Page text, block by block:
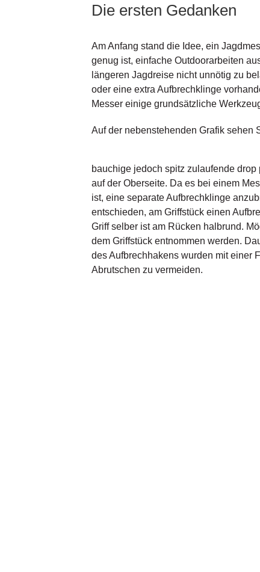
Die ersten Gedanken
Am Anfang stand die Idee, ein
genug ist, einfache Outdoorarbeiten
längeren Jagdreise nicht unnötig zu
oder eine extra Aufbrechklinge
Messer einige grundsätzliche
Auf der nebenstehenden Grafik sehen
bauchige jedoch spitz zulaufende
auf der Oberseite. Da es bei einem
ist, eine separate Aufbrechklinge
entschieden, am Griffstück einen
Griff selber ist am Rücken halbrund.
dem Griffstück entnommen werden.
des Aufbrechhakens wurden mit einer
Abrutschen zu vermeiden.